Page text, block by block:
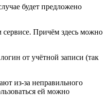
будет предложено
сервисе. Причём здесь можно
от учётной записи (так
из-за неправильного
ей можно